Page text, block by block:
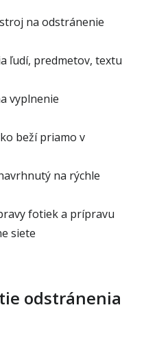
na odstránenie
ľudí, predmetov, textu
vyplnenie
beží priamo v
na rýchle
fotiek a prípravu
siete
odstránenia